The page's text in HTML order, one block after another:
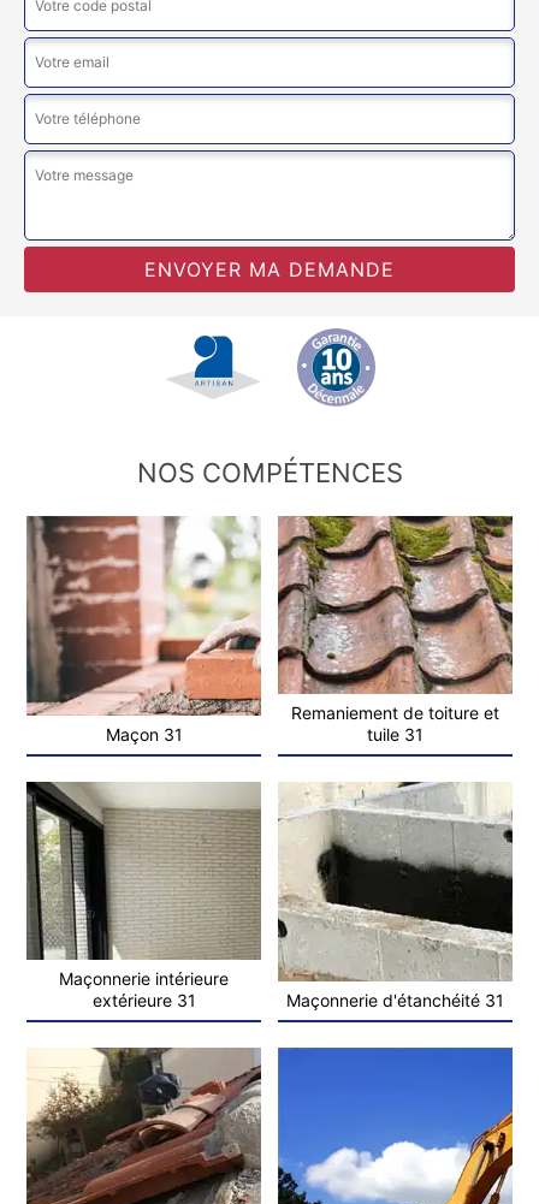
NOS COMPÉTENCES
Maçon 31
Remaniement de toiture et
tuile 31
Maçonnerie intérieure
extérieure 31
Maçonnerie d'étanchéité 31